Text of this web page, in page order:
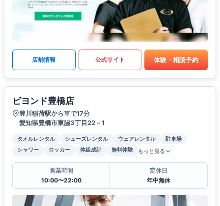
店舗情報 公式サイト 体験・相談予約
ビヨンド豊橋店
豊川稲荷駅から車で17分
愛知県豊橋市東脇3丁目22－1
タオルレンタル シューズレンタル ウェアレンタル
駐車場
シャワー
ロッカー 体組成計 無料体験 もっと見る
営業時間
10:00〜22:00
定休日
年中無休